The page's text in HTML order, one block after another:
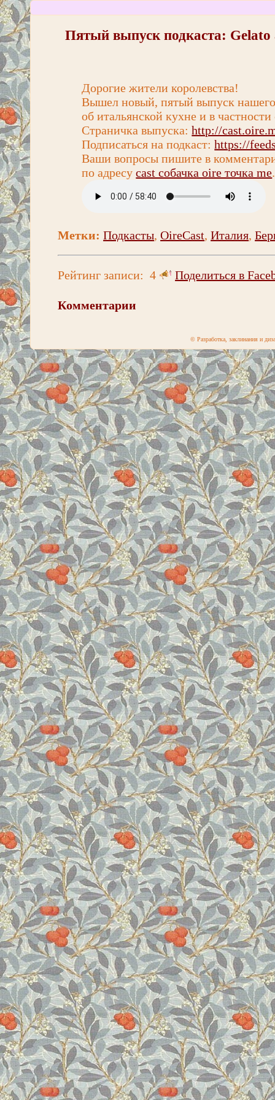
Пятый выпуск подкаста: Gelato
Дорогие жители королевства!
Вышел новый, пятый выпуск
об итальянской кухне и в
Страничка выпуска:http://
Подписаться на подкаст:https://
Ваши вопросы пишите в
по адресуcast собачка oire точка me
Метки: Подкасты,OireCast,Италия,
Рейтинг записи: 4 Поделиться в
Комментарии
© Разработка, заклинания и